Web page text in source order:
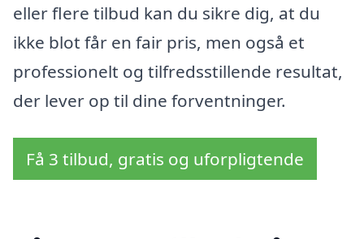
eller flere tilbud kan du sikre dig, at du
ikke blot får en fair pris, men også et
professionelt og tilfredsstillende resultat,
der lever op til dine forventninger.
Få 3 tilbud, gratis og uforpligtende